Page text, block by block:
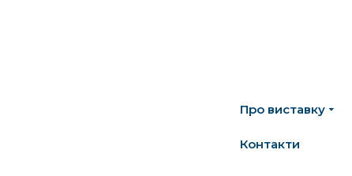
Про виставку
Контакти